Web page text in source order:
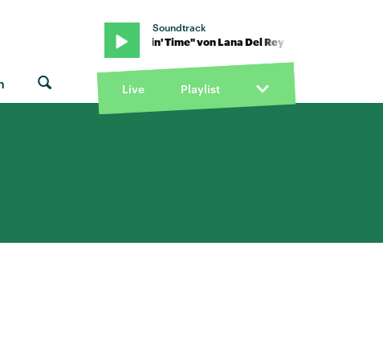
Soundtrack
Rey · "Doin' Time" von Lana Del Rey · "Doin' Time" von Lana Del Rey
Live Playlist